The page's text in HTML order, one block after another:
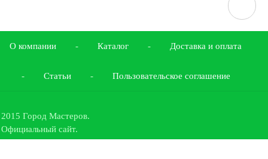
О компании - Каталог - Доставка и оплата
- Статьи - Пользовательское соглашение
2015 Город Мастеров.
Официальный сайт.
Все права защищены.